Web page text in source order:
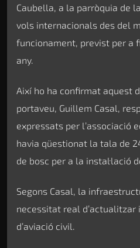
Caubella, a la parròquia de
vols internacionals des del
funcionament, previst per a
any.
Així ho ha confirmat aquest
portaveu, Guillem Casal,
expressats per l’associació
havia qüestionat la tala de
de bosc per a la instal·lació
Segons Casal, la
necessitat real
d’aviació civil.